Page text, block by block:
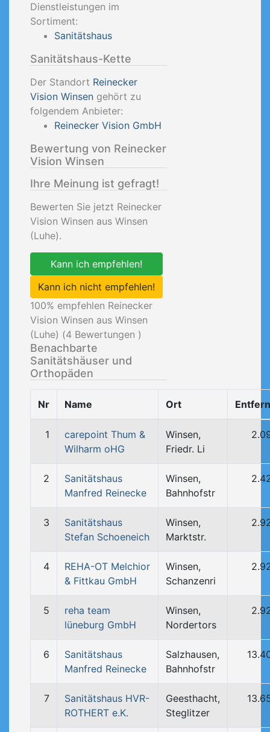
Dienstleistungen im
Sortiment:
Sanitätshaus
Sanitätshaus-Kette
Der Standort Reinecker
Vision Winsen gehört zu
folgendem Anbieter:
Reinecker Vision GmbH
Bewertung von Reinecker
Vision Winsen
Ihre Meinung ist gefragt!
Bewerten Sie jetzt Reinecker
Vision Winsen aus Winsen
(Luhe).
Kann ich empfehlen!
Kann ich nicht empfehlen!
100% empfehlen Reinecker
Vision Winsen aus Winsen
(Luhe) (4 Bewertungen )
Benachbarte
Sanitätshäuser und
Orthopäden
Nr Name Ort
1
carepoint Thum &
Wilharm oHG
Winsen,
Friedr. Li
2
Sanitätshaus
Manfred Reinecke
Winsen,
Bahnhofstr
3
Sanitätshaus
Stefan Schoeneich
Winsen,
Marktstr.
4
REHA-OT Melchior
& Fittkau GmbH
Winsen,
Schanzenri
5
reha team
lüneburg GmbH
Winsen,
Nordertors
6
Sanitätshaus
Manfred Reinecke
Salzhausen,
Bahnhofstr
7
Sanitätshaus HVR-
ROTHERT e.K.
Geesthacht,
Steglitzer